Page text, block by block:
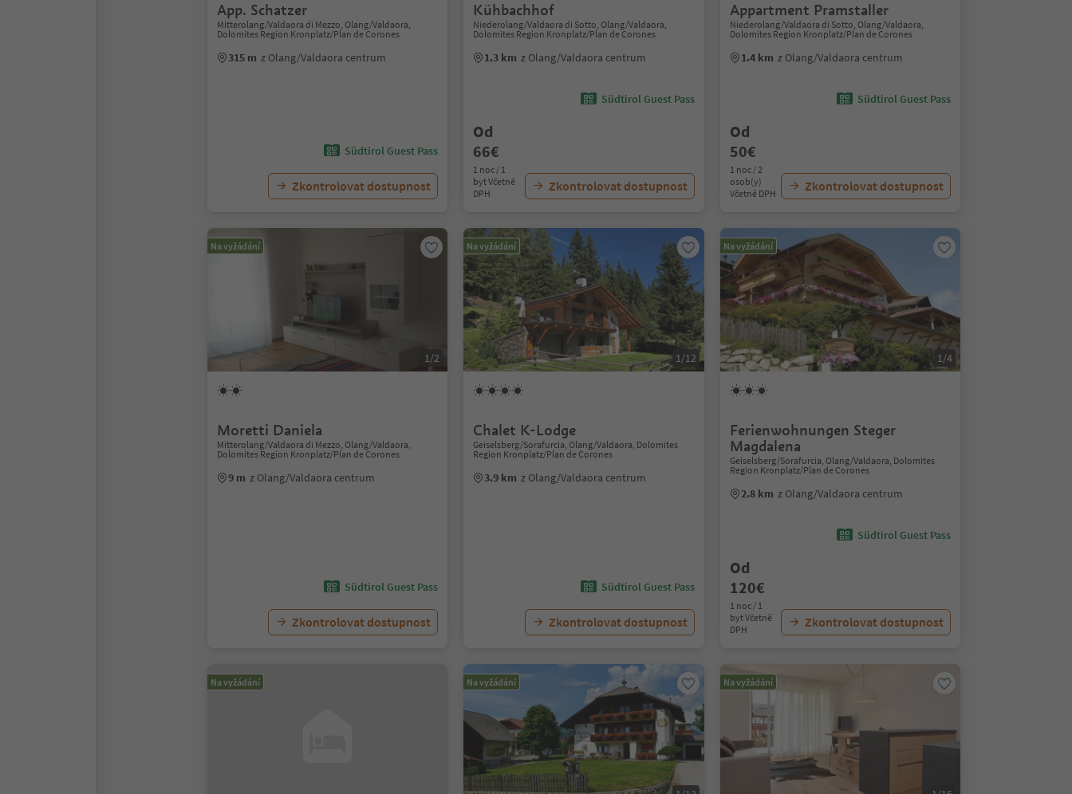
App. Schatzer
Mitterolang/Valdaora di Mezzo, Olang/Valdaora,
Dolomites Region Kronplatz/Plan de Corones
315 m z Olang/Valdaora centrum
Südtirol Guest Pass
Zkontrolovat dostupnost
Kühbachhof
Niederolang/Valdaora di Sotto, Olang/Valdaora,
Dolomites Region Kronplatz/Plan de Corones
1.3 km z Olang/Valdaora centrum
Südtirol Guest Pass
Od
66€
1 noc / 1
byt Včetně
DPH
Zkontrolovat dostupnost
Appartment Pramstaller
Niederolang/Valdaora di Sotto, Olang/Valdaora,
Dolomites Region Kronplatz/Plan de Corones
1.4 km z Olang/Valdaora centrum
Südtirol Guest Pass
Od
50€
1 noc / 2
osob(y)
Včetně DPH
Zkontrolovat dostupnost
Na vyžádání
1/2
Moretti Daniela
Mitterolang/Valdaora di Mezzo, Olang/Valdaora,
Dolomites Region Kronplatz/Plan de Corones
9 m z Olang/Valdaora centrum
Südtirol Guest Pass
Zkontrolovat dostupnost
Na vyžádání
1/12
Chalet K-Lodge
Geiselsberg/Sorafurcia, Olang/Valdaora, Dolomites
Region Kronplatz/Plan de Corones
3.9 km z Olang/Valdaora centrum
Südtirol Guest Pass
Zkontrolovat dostupnost
Na vyžádání
1/4
Ferienwohnungen Steger
Magdalena
Geiselsberg/Sorafurcia, Olang/Valdaora, Dolomites
Region Kronplatz/Plan de Corones
2.8 km z Olang/Valdaora centrum
Südtirol Guest Pass
Od
120€
1 noc / 1
byt Včetně
DPH
Zkontrolovat dostupnost
Na vyžádání Na vyžádání Na vyžádání